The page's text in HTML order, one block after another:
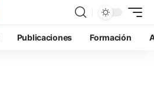
Publicaciones Formación